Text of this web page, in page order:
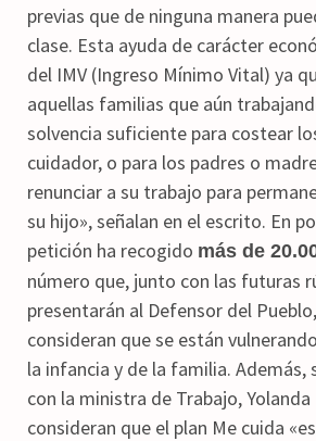
previas que de ninguna manera
clase. Esta ayuda de carácter
del IMV (Ingreso Mínimo Vital) ya
aquellas familias que aún
solvencia suficiente para costear
cuidador, o para los padres o
renunciar a su trabajo para
su hijo», señalan en el escrito. En
petición ha recogido más de
número que, junto con las futuras
presentarán al Defensor del
consideran que se están
la infancia y de la familia. Además,
con la ministra de Trabajo, Yolanda
consideran que el plan Me cuida